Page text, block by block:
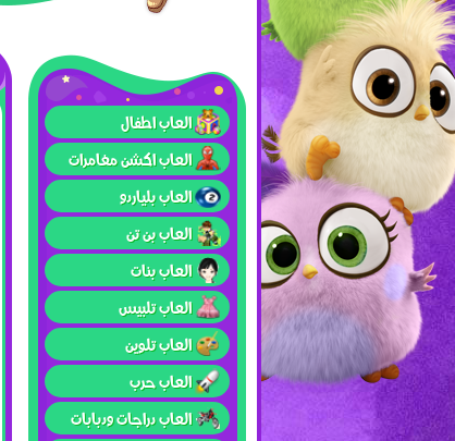
العاب اطفال
العاب اكشن مغامرات
العاب بلياردو
العاب بن تن
العاب بنات
العاب تلبيس
العاب تلوين
العاب حرب
العاب دراجات ودبابات